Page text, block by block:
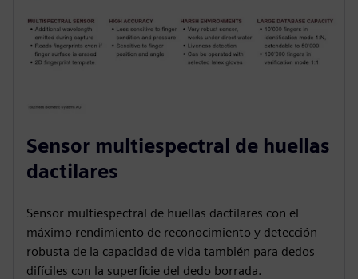
Sensor multiespectral de huellas
dactilares
Sensor multiespectral de huellas dactilares con el
máximo rendimiento de reconocimiento y detección
robusta de la capacidad de vida también para dedos
difíciles con la superficie del dedo borrada.